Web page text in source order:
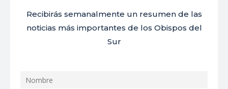
Recibirás semanalmente un resumen de las
noticias más importantes de los Obispos del
Sur